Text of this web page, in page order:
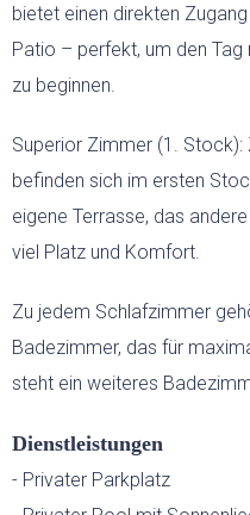
bietet einen direkten
Patio – perfekt, um den Tag
zu beginnen.
Superior Zimmer (1.
befinden sich im ersten
eigene Terrasse, das
viel Platz und Komfort.
Zu jedem Schlafzimmer
Badezimmer, das für
steht ein weiteres
Dienstleistungen
- Privater Parkplatz